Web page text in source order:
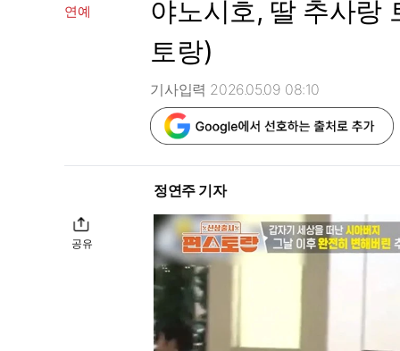
연예
야노시호, 딸 추사랑
토랑)
기사입력 2026.05.09 08:10
공유
정연주 기자